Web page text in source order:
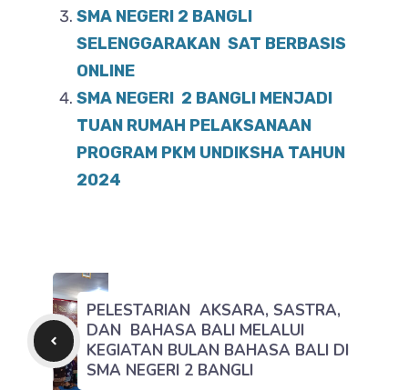
SMA NEGERI 2 BANGLI
SELENGGARAKAN SAT BERBASIS
ONLINE
SMA NEGERI 2 BANGLI MENJADI
TUAN RUMAH PELAKSANAAN
PROGRAM PKM UNDIKSHA TAHUN
2024
PELESTARIAN AKSARA, SASTRA,
DAN BAHASA BALI MELALUI
KEGIATAN BULAN BAHASA BALI DI
SMA NEGERI 2 BANGLI